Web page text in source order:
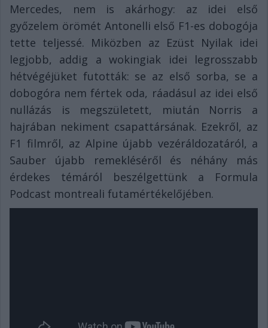
Mercedes, nem is akárhogy: az idei első
győzelem örömét Antonelli első F1-es dobogója
tette teljessé. Miközben az Ezüst Nyilak idei
legjobb, addig a wokingiak idei legrosszabb
hétvégéjüket futották: se az első sorba, se a
dobogóra nem fértek oda, ráadásul az idei első
nullázás is megszületett, miután Norris a
hajrában nekiment csapattársának. Ezekről, az
F1 filmről, az Alpine újabb vezéráldozatáról, a
Sauber újabb remekléséről és néhány más
érdekes témáról beszélgettünk a Formula
Podcast montreali futamértékelőjében.